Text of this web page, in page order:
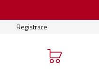
Podmínky soutěže
Registrace